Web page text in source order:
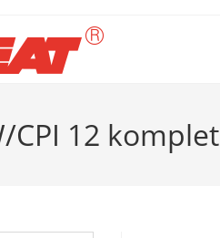
CPI 12 komplet